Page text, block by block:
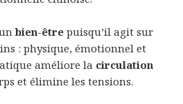
bien-être puisqu’il agit sur
: physique, émotionnel et
améliore la circulation
et élimine les tensions.